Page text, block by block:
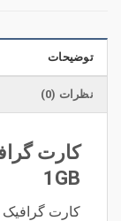
توضیحات
نظرات (0)
1GB
کارت گرافیک